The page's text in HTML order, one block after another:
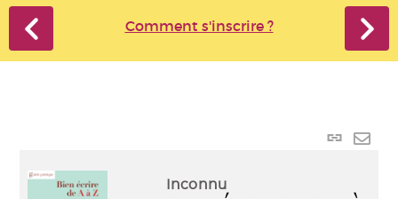
Comment s'inscrire ?
Lien
Inconnu